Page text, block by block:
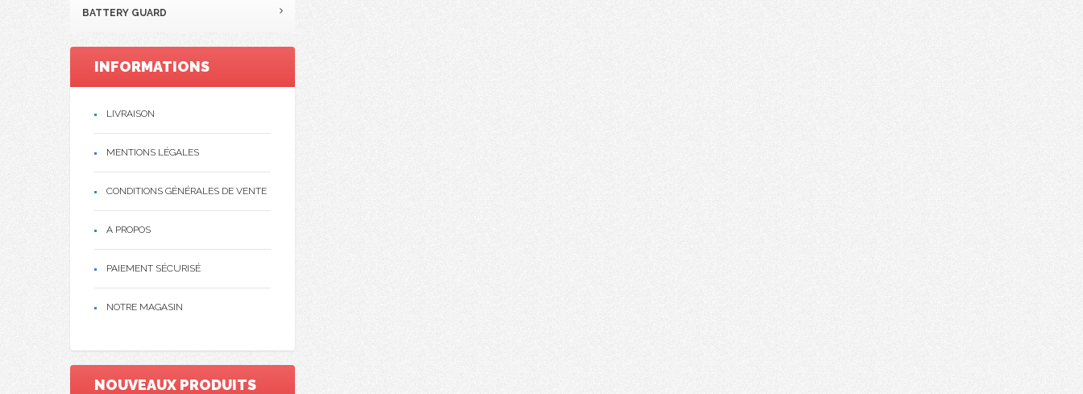
BATTERY GUARD
INFORMATIONS
LIVRAISON
MENTIONS LÉGALES
CONDITIONS GÉNÉRALES DE VENTE
A PROPOS
PAIEMENT SÉCURISÉ
NOTRE MAGASIN
NOUVEAUX PRODUITS